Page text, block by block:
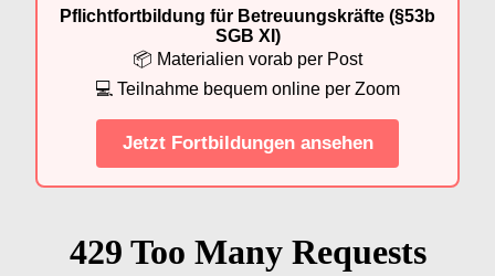
Pflichtfortbildung für Betreuungskräfte (§53b
SGB XI)
📦 Materialien vorab per Post
💻 Teilnahme bequem online per Zoom
Jetzt Fortbildungen ansehen